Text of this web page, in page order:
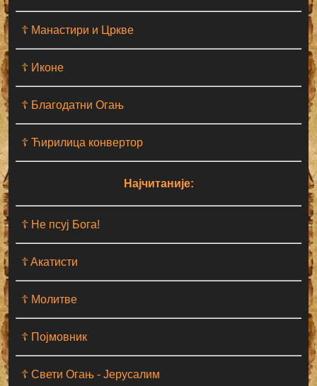
☦ Манастири и Цркве
☦ Иконе
☦ Благодатни Огањ
☦ Ћирилица конвертор
Најчитаније:
☦ Не псуј Бога!
☦ Aкатисти
☦ Молитве
☦ Појмовник
☦ Свети Огањ - Јерусалим